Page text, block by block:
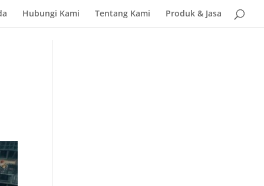
Hubungi Kami Tentang Kami Produk & Jasa